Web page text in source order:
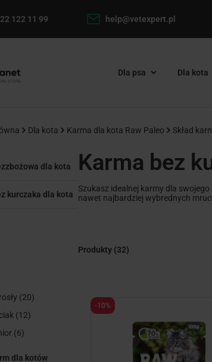
122 11 99 help@vetexpert.pl
Dla psa Dla kota
Dla kota Karma dla kota Raw Paleo Skład
dla kota
kurczaka dla kota
(20)
(12)
(6)
dla kotów
Karma bez
Szukasz idealnej karmy dla
nawet najbardziej wybrednych
Produkty(32)
-10%